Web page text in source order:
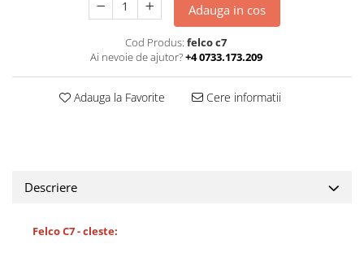
Adauga in cos
Cod Produs: felco c7
Ai nevoie de ajutor?+4 0733.173.209
Adauga la Favorite Cere informatii
Descriere
Felco C7 - cleste: